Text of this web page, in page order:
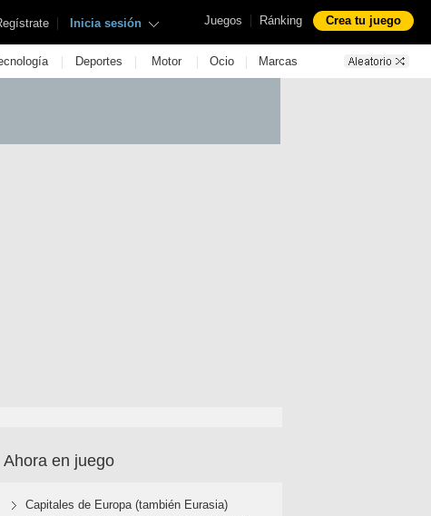
Juegos | Ránking Crea tu juego
| Inicia sesión
| Deportes | Motor | Ocio | Marcas
Ahora en juego
Capitales de Europa (también Eurasia)